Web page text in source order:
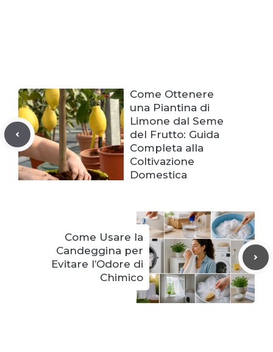
Come Ottenere
una Piantina di
Limone dal Seme
del Frutto: Guida
Completa alla
Coltivazione
Domestica
Come Usare la
Candeggina per
Evitare l’Odore di
Chimico